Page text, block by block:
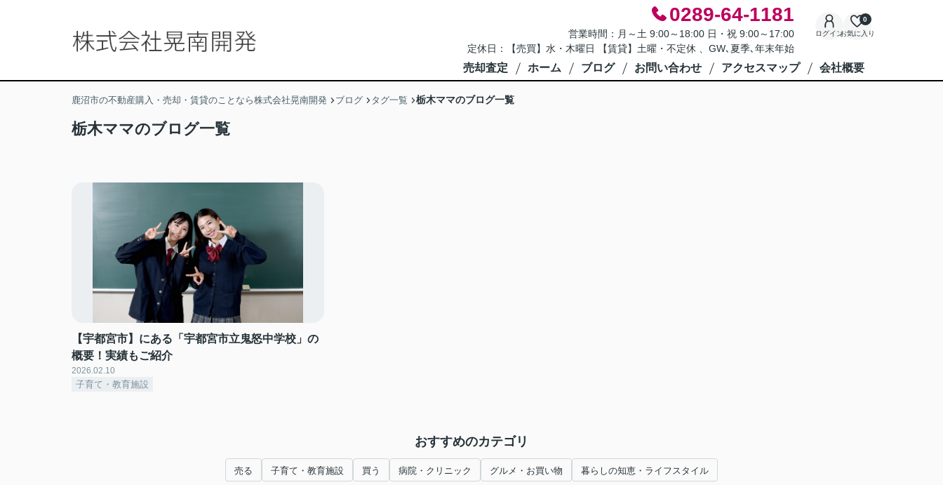
0289-64-1181
営業時間：月～土 9:00～18:00 日・祝 9:00～17:00
定休日：【売買】水・木曜日 【賃貸】土曜・不定休 、GW､夏季､年末年始
ログインお気に入り
0
売却査定 ホーム ブログ お問い合わせ アクセスマップ 会社概要
鹿沼市の不動産購入・売却・賃貸のことなら株式会社晃南開発 ブログ タグ一覧 栃木ママのブログ一覧
栃木ママのブログ一覧
【宇都宮市】にある「宇都宮市立鬼怒中学校」の
概要！実績もご紹介
2026.02.10
子育て・教育施設
おすすめのカテゴリ
売る 子育て・教育施設 買う 病院・クリニック グルメ・お買い物 暮らしの知恵・ライフスタイル